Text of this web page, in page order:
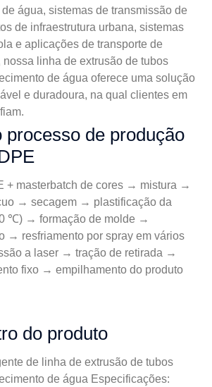
água, sistemas de transmissão de
de infraestrutura urbana, sistemas
e aplicações de transporte de
linha de extrusão de tubos
de água oferece uma solução
e duradoura, na qual clientes em
processo de produção
+ masterbatch de cores → mistura →
→ secagem → plastificação da
℃) → formação de molde →
→ resfriamento por spray em vários
a laser → tração de retirada →
fixo → empilhamento do produto
do produto
de linha de extrusão de tubos
de água Especificações: